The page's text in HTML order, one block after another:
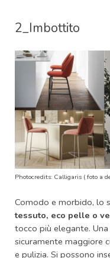
2_Imbottito
Photocredits: Calligaris ( foto a
Comodo e morbido, lo
tessuto, eco pelle o
tocco più elegante.
sicuramente maggiore
e pulizia. Si possono